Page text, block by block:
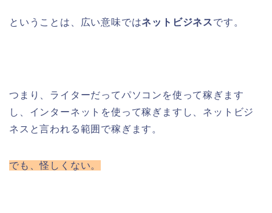
ということは、広い意味ではネットビジネスです。
つまり、ライターだってパソコンを使って稼ぎます
し、インターネットを使って稼ぎますし、ネットビジ
ネスと言われる範囲で稼ぎます。
でも、怪しくない。